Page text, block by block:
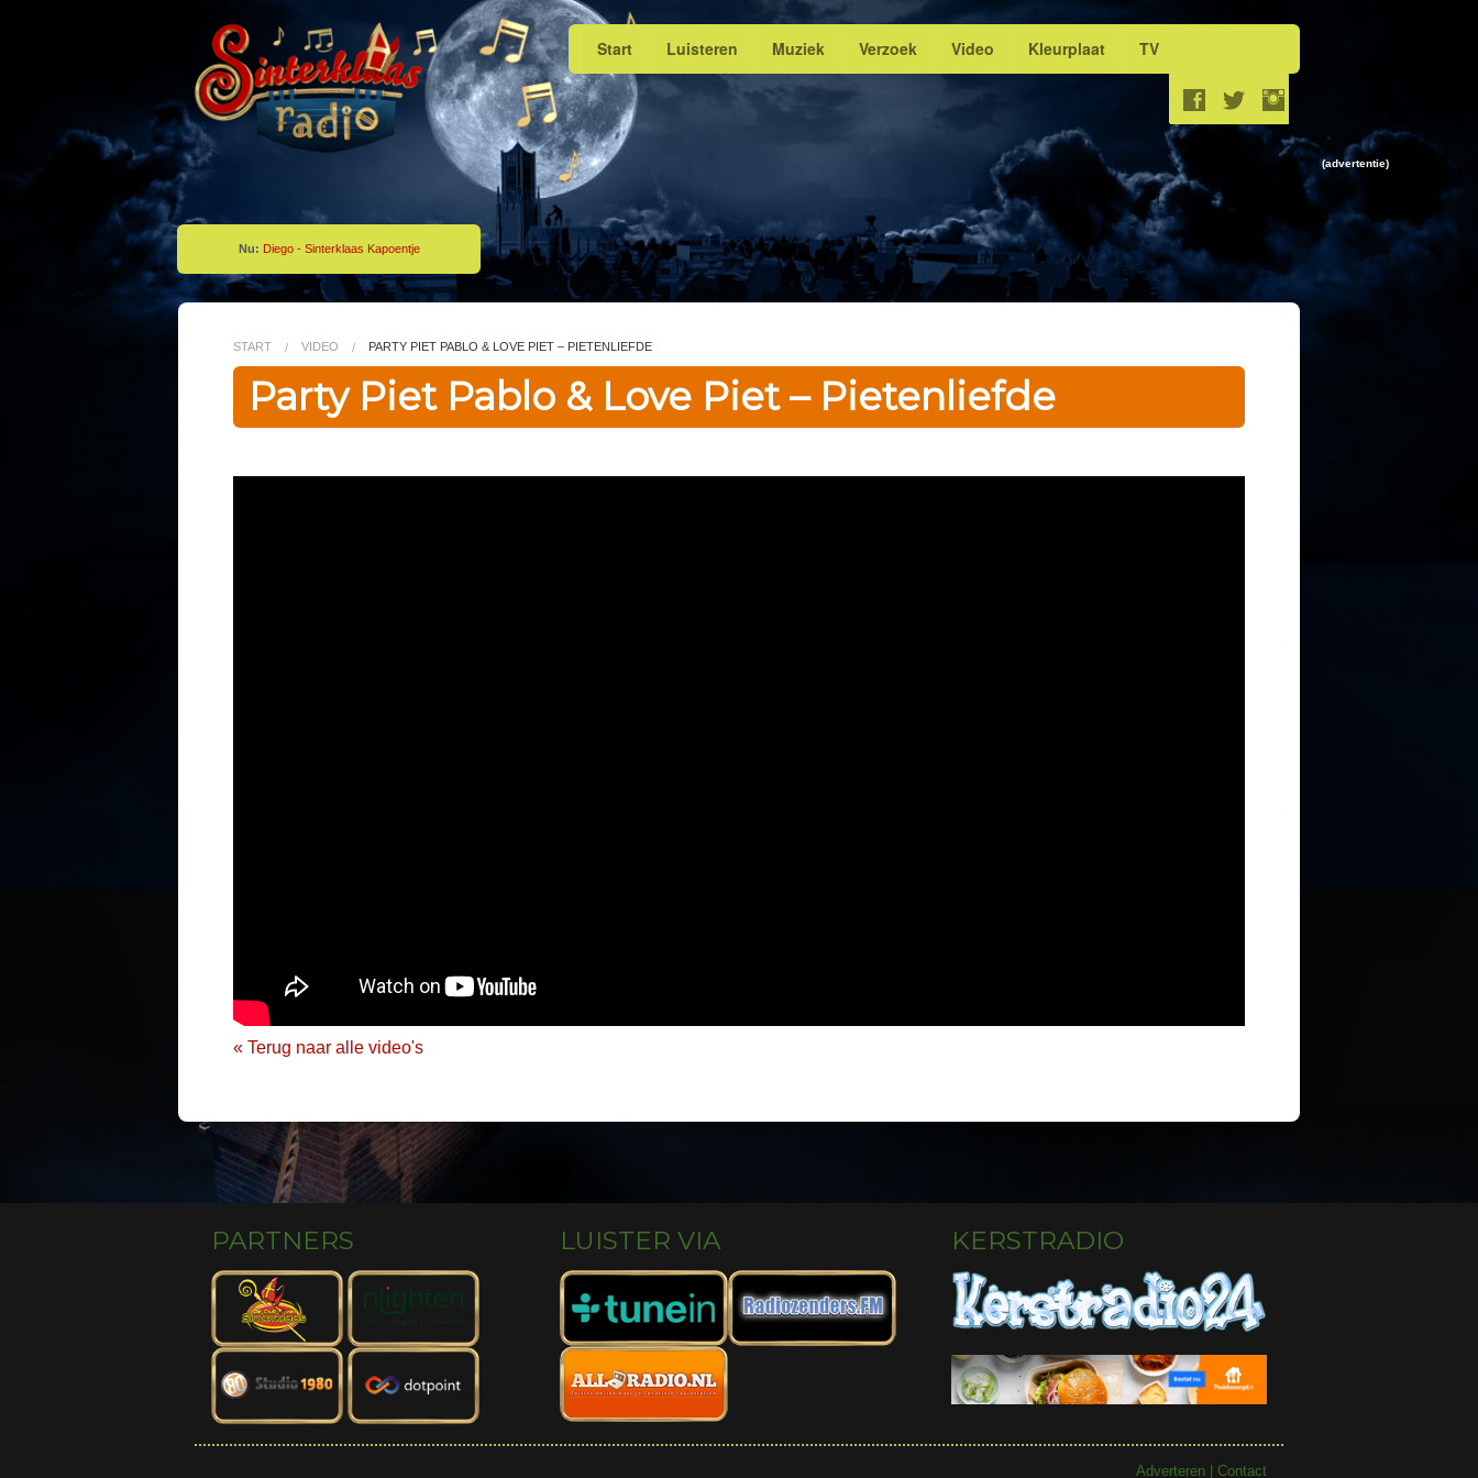
Start Luisteren Muziek Verzoek Video Kleurplaat TV
Nu: Diego - Sinterklaas Kapoentje
(advertentie)
START VIDEO PARTY PIET PABLO & LOVE PIET – PIETENLIEFDE
Party Piet Pablo & Love Piet – Pietenliefde
« Terug naar alle video's
PARTNERS LUISTER VIA KERSTRADIO
Adverteren Contact